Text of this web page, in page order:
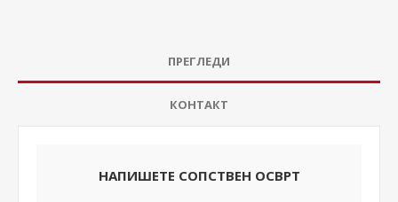
ПРЕГЛЕДИ
КОНТАКТ
НАПИШЕТЕ СОПСТВЕН ОСВРТ